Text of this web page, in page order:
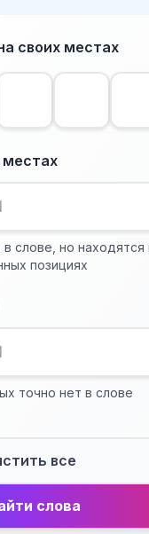
своих местах
местах
слове, но находятся
позициях
точно нет в слове
все
слова